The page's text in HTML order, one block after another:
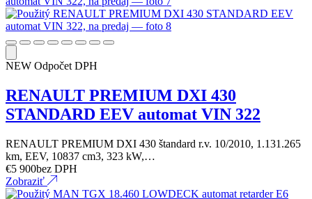
NEW Odpočet DPH
RENAULT PREMIUM DXI 430
STANDARD EEV automat VIN 322
RENAULT PREMIUM DXI 430 štandard r.v. 10/2010, 1.131.265
km, EEV, 10837 cm3, 323 kW,…
€5 900bez DPH
Zobraziť